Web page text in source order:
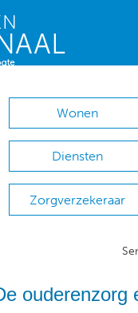
Wonen
Diensten
Zorgverzekeraar
ouderenzorg